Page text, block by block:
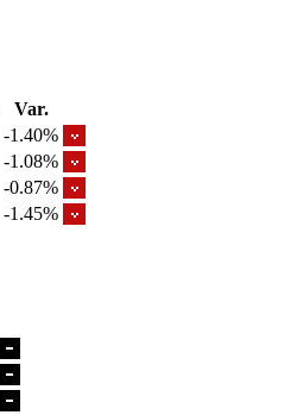
Var.
-1.40%
-1.08%
-0.87%
-1.45%